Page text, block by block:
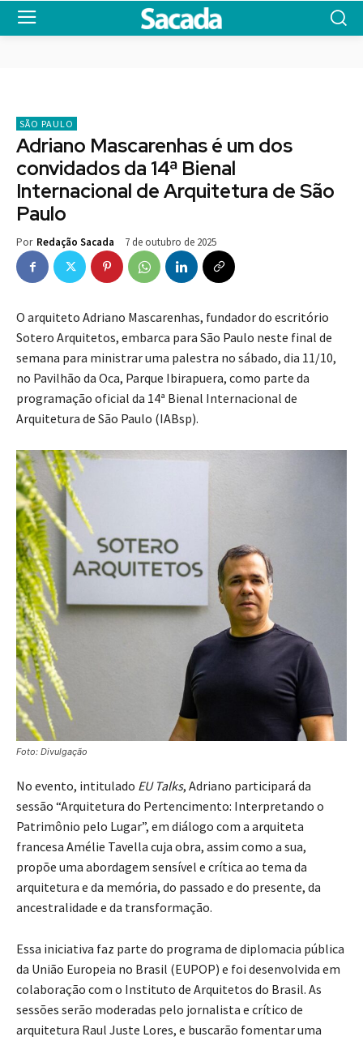
SÃO PAULO
Adriano Mascarenhas é um dos
convidados da 14ª Bienal
Internacional de Arquitetura de São
Paulo
Por Redação Sacada 7 de outubro de 2025
O arquiteto Adriano Mascarenhas, fundador do escritório
Sotero Arquitetos, embarca para São Paulo neste final de
semana para ministrar uma palestra no sábado, dia 11/10,
no Pavilhão da Oca, Parque Ibirapuera, como parte da
programação oficial da 14ª Bienal Internacional de
Arquitetura de São Paulo (IABsp).
Foto: Divulgação
No evento, intitulado EU Talks, Adriano participará da
sessão “Arquitetura do Pertencimento: Interpretando o
Patrimônio pelo Lugar”, em diálogo com a arquiteta
francesa Amélie Tavella cuja obra, assim como a sua,
propõe uma abordagem sensível e crítica ao tema da
arquitetura e da memória, do passado e do presente, da
ancestralidade e da transformação.
Essa iniciativa faz parte do programa de diplomacia pública
da União Europeia no Brasil (EUPOP) e foi desenvolvida em
colaboração com o Instituto de Arquitetos do Brasil. As
sessões serão moderadas pelo jornalista e crítico de
arquitetura Raul Juste Lores, e buscarão fomentar uma